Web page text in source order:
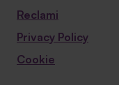
Reclami
Privacy Policy
Cookie